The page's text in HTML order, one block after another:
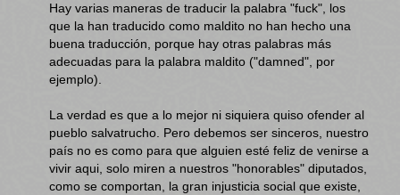
Hay varias maneras de traducir la palabra "fuck", los
que la han traducido como maldito no han hecho una
buena traducción, porque hay otras palabras más
adecuadas para la palabra maldito ("damned", por
ejemplo).
La verdad es que a lo mejor ni siquiera quiso ofender al
pueblo salvatrucho. Pero debemos ser sinceros, nuestro
país no es como para que alguien esté feliz de venirse a
vivir aqui, solo miren a nuestros "honorables" diputados,
como se comportan, la gran injusticia social que existe,